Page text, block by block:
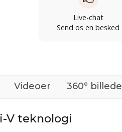
Live-chat
Send os en besked
Videoer 360° billede
V teknologi